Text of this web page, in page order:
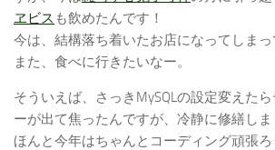
ヱビス も飲めたんです！
今は、結構落ち着いたお店になってしまっ
また、食べに行きたいなー。
そういえば、さっきMySQLの設定変えた
ーが出て焦ったんですが、冷静に修繕しま
ほんと今年はちゃんとコーディング頑張ろ